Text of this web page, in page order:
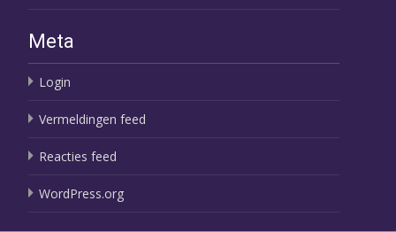
Meta
Login
Vermeldingen feed
Reacties feed
WordPress.org